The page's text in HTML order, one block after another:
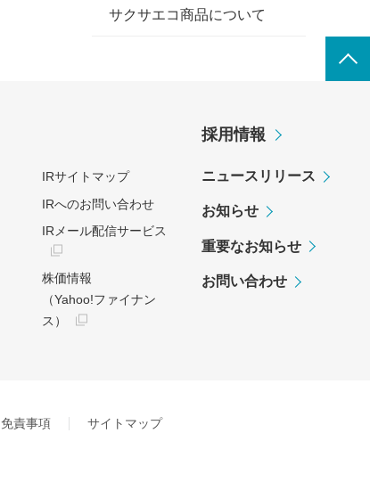
サクサエコ商品について
IRサイトマップ
IRへのお問い合わせ
IRメール配信サービス
株価情報
（Yahoo!ファイナン
ス）
採用情報
ニュースリリース
お知らせ
重要なお知らせ
お問い合わせ
免責事項 サイトマップ